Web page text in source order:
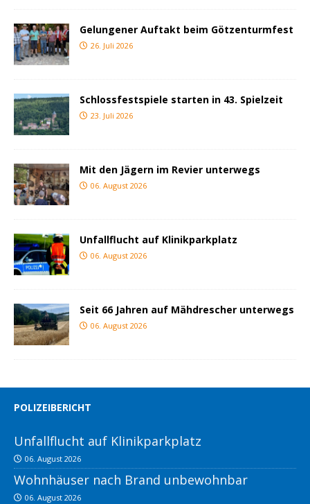
Gelungener Auftakt beim Götzenturmfest
26. Juli 2026
Schlossfestspiele starten in 43. Spielzeit
23. Juli 2026
Mit den Jägern im Revier unterwegs
06. August 2026
Unfallflucht auf Klinikparkplatz
06. August 2026
Seit 66 Jahren auf Mähdrescher unterwegs
06. August 2026
POLIZEIBERICHT
Unfallflucht auf Klinikparkplatz
06. August 2026
Wohnhäuser nach Brand unbewohnbar
06. August 2026